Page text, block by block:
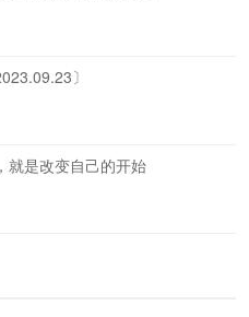
〕
就是改变自己的开始